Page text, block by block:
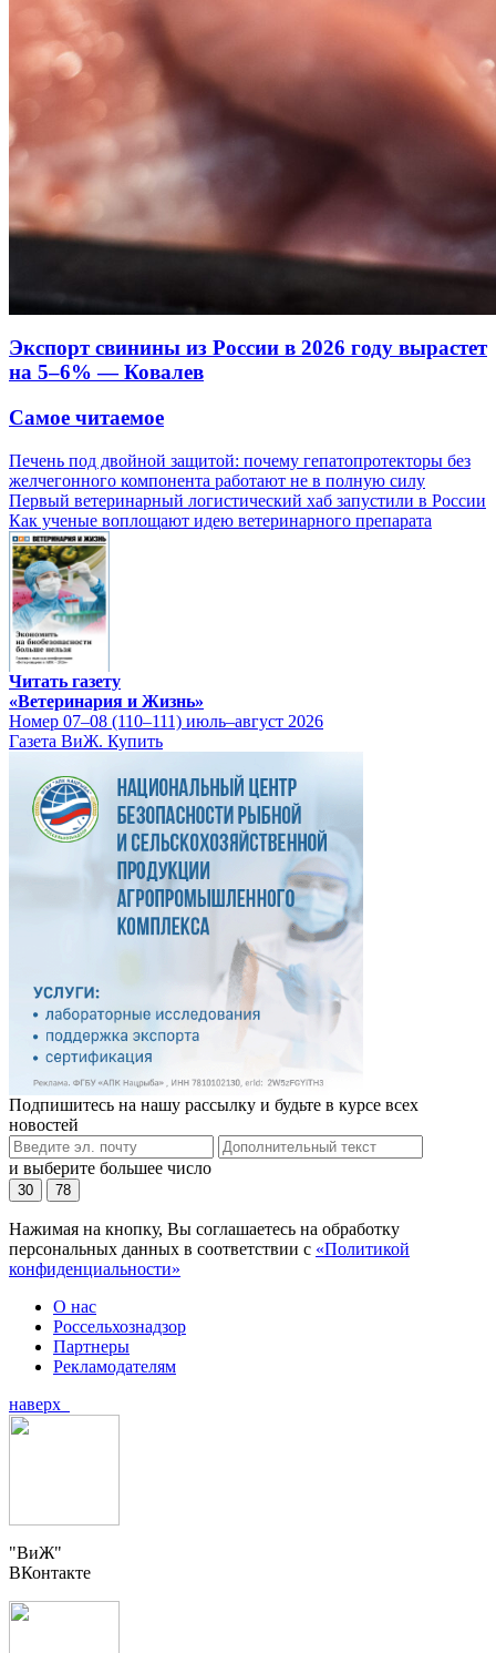
Экспорт свинины из России в 2026 году вырастет
на 5–6% — Ковалев
Самое читаемое
Печень под двойной защитой: почему гепатопротекторы без
желчегонного компонента работают не в полную силу
Первый ветеринарный логистический хаб запустили в России
Как ученые воплощают идею ветеринарного препарата
Читать газету
«Ветеринария и Жизнь»
Номер 07–08 (110–111) июль–август 2026
Газета ВиЖ. Купить
Подпишитесь на нашу рассылку и будьте в курсе всех
новостей
и выберите большее число
30 78
Нажимая на кнопку, Вы соглашаетесь на обработку
персональных данных в соответствии с «Политикой
конфиденциальности»
О нас
Россельхознадзор
Партнеры
Рекламодателям
наверх
"ВиЖ"
ВКонтакте